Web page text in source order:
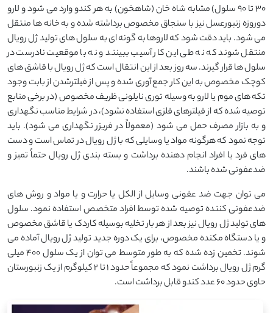
30 تا 90 سلول) مشابه شاه خان (شاهخون) به هر کندو وارد می شود و لارو
دوروزه زنبورعسل نیز با سنجاق مخصوص برداشته شده و به خانه ها منتقل
می شود. باید دقت شود که لاروها به گونه ای به سلول های تولید ژل رویال
منتقل شوند که نه طی این کار آسیب ببینند و نه با موقعیت نادرست در
سلول ها قرار گیرند. سه روز بعد از این انتقال است که ژل رویال با قاشق های
کوچک مخصوص به این کار جمع آوری شده و پس از فیلترشدن از بابت وجود
تکه های موم یا لارو به وسیله توری نایلونی ظریف مخصوص (در برخی منابع
توصیه شده که از فیلترهای فلزی استفاده نشود)، در شرایط مناسب نگهداری
و به بازار مصرف حمل می شود (معمولاً در فریزر نگهداری می شود). باید
توجه نمود که هرگونه مواد یا وسایلی که با ژل رویال در تماس است و دست
های فرد یا افراد انجام دهنده برداشت و بسته بندی ژل رویال حتماً تمیز و
ضدعفونی شده باشند.
می توان جهت ضد عفونی وسایل از الکل یا حرارت و یا مواد و روش های
ضدعفونی کننده توصیه شده توسط افراد متخصص استفاده نمود. سلول
های تولید ژل رویال نیز بعد از هر بار تخلیه بوسیله کاردک یا قاشق مخصوص
و یا دستگاه مکنده مخصوص، برای یک دوره جدید تولید ژل رویال آماده می
شوند. تخمین زده شده که به طور متوسط می توان از یک سلول ۴۰۰ میلی
گرم ژل رویال برداشت نمود که مجموعاً حدود ۱ تا ۲ کیلوگرم از یک زنبورستان
حاوی حدود ۶۰ عدد کندو قابل برداشت است.